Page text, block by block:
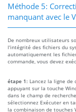
Méthode 5:
manquant avec le
De nombreux utilisateurs
l'intégrité des fichiers du
automatiquement les
commande, vous devez
étape 1: Lancez la ligne
appuyant sur la touche
dans le champ de
sélectionnez Exécuter en
la combinaison de touches